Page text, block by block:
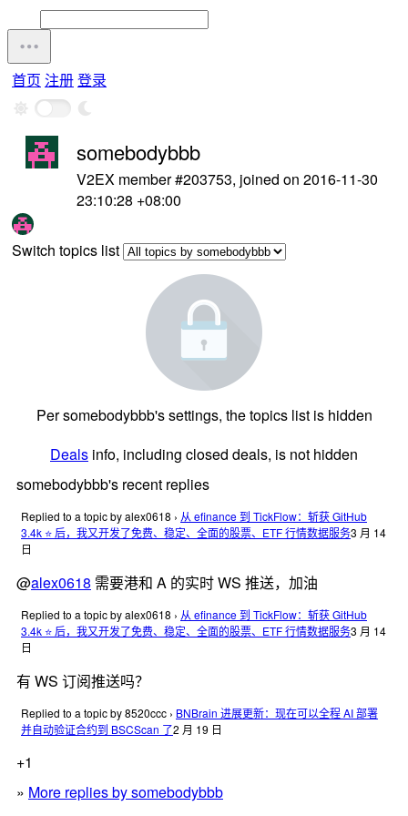
首页 注册登录
somebodybbb
V2EX member #203753, joined on 2016-11-30
23:10:28 +08:00
Switch topics list
Per somebodybbb's settings, the topics list is hidden
Deals info, including closed deals, is not hidden
somebodybbb's recent replies
Replied to a topic by alex0618 › 从 efinance 到 TickFlow：斩获 GitHub
3.4k ⭐ 后，我又开发了免费、稳定、全面的股票、ETF 行情数据服务3 月 14
日
@alex0618 需要港和 A 的实时 WS 推送，加油
Replied to a topic by alex0618 › 从 efinance 到 TickFlow：斩获 GitHub
3.4k ⭐ 后，我又开发了免费、稳定、全面的股票、ETF 行情数据服务3 月 14
日
有 WS 订阅推送吗？
Replied to a topic by 8520ccc › BNBrain 进展更新：现在可以全程 AI 部署
并自动验证合约到 BSCScan 了2 月 19 日
+1
» More replies by somebodybbb